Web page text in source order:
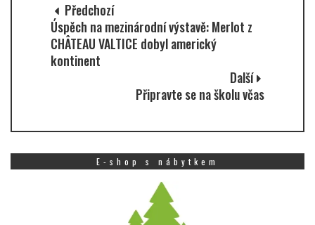
Předchozí
Úspěch na mezinárodní výstavě: Merlot z
CHÂTEAU VALTICE dobyl americký
kontinent
Další
Připravte se na školu včas
E-shop s nábytkem